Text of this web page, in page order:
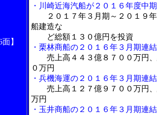
】
・川崎近海汽船が２０１６年度中
２０１７年３月期～２０１９
船建造な
ど総額１３０億円を投資
・栗林商船の２０１６年３月期連
売上高４４３億８７００万円
０万円
・兵機海運の２０１６年３月期連
売上高１２７億９７００万円
万円
・玉井商船の２０１６年３月期連